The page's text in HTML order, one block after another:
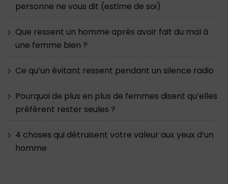
personne ne vous dit (estime de soi)
Que ressent un homme après avoir fait du mal à
une femme bien ?
Ce qu’un évitant ressent pendant un silence radio
Pourquoi de plus en plus de femmes disent qu’elles
préfèrent rester seules ?
4 choses qui détruisent votre valeur aux yeux d’un
homme